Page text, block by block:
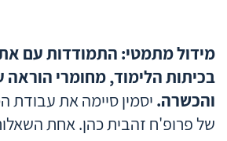
מידול מתמטי: התמודדות עם
בכיתות הלימוד, מחומרי
והכשרה. יסמין סיימה את עבודת
של פרופ'ח זהבית כהן. אחת